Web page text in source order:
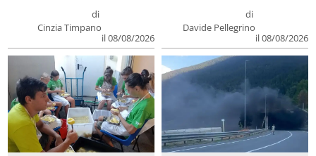
di
Cinzia Timpano
il 08/08/2026
di
Davide Pellegrino
il 08/08/2026